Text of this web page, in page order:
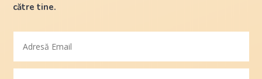
către tine.